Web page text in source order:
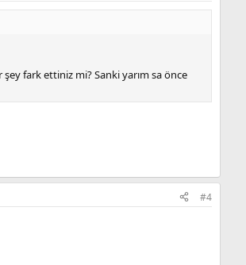
fark ettiniz mi? Sanki yarım sa önce
#4